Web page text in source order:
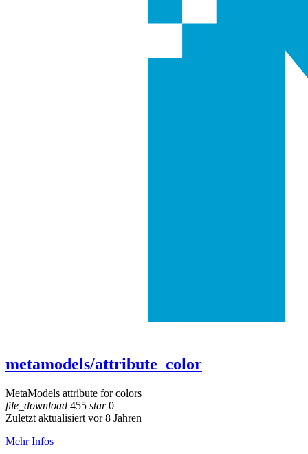
metamodels/attribute_color
MetaModels attribute for colors
file_download 455 star0
Zuletzt aktualisiert vor 8 Jahren
Mehr Infos